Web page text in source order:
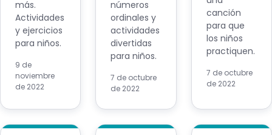
más.
Actividades
y ejercicios
para niños.
9 de
noviembre
de 2022
números
ordinales y
actividades
divertidas
para niños.
7 de octubre
de 2022
canción
para que
los niños
practiquen.
7 de octubre
de 2022